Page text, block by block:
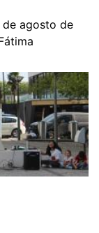
agosto de